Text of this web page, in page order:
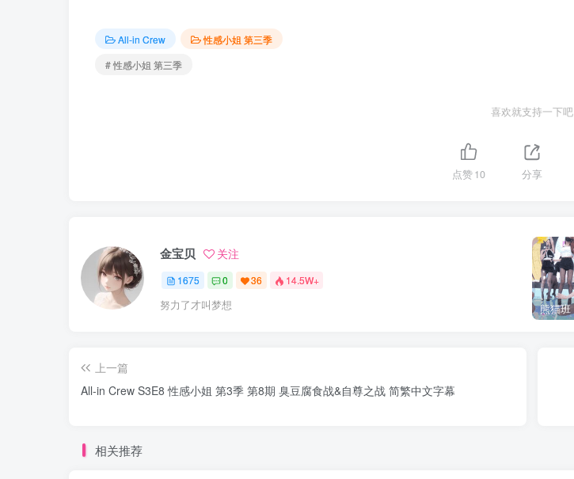
All-in Crew
性感小姐 第三季
# 性感小姐 第三季
喜欢就支持一下吧
点赞10 分享
金宝贝 关注
1675 0 36 14.5W+
努力了才叫梦想
上一篇
All-in Crew S3E8 性感小姐 第3季 第8期 臭豆腐食战&自尊之战 简繁中文字幕
相关推荐